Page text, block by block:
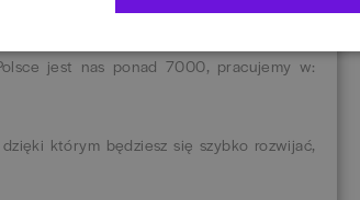
jest nas ponad 7000, pracujemy w:
którym będziesz się szybko rozwijać,